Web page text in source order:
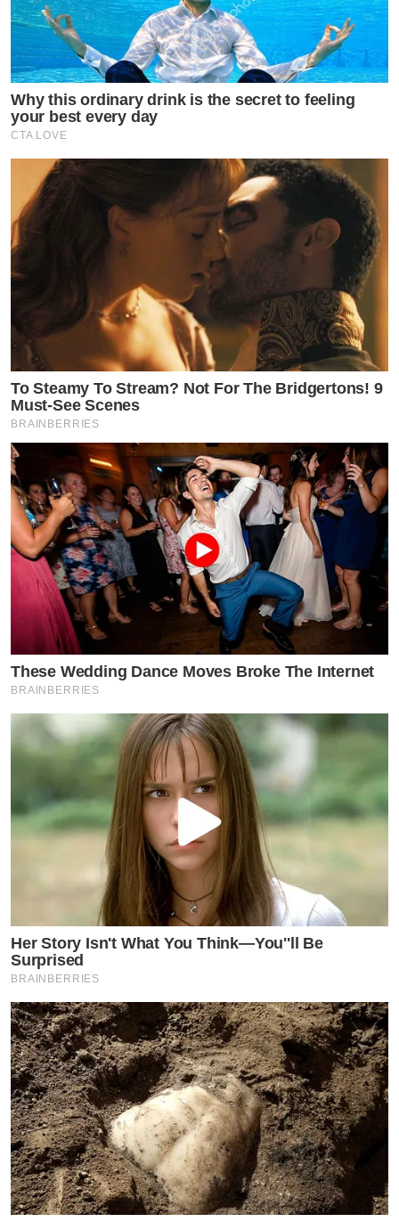
Why this ordinary drink is the secret to feeling
your best every day
CTA LOVE
To Steamy To Stream? Not For The Bridgertons! 9
Must-See Scenes
BRAINBERRIES
These Wedding Dance Moves Broke The Internet
BRAINBERRIES
Her Story Isn't What You Think—You''ll Be
Surprised
BRAINBERRIES